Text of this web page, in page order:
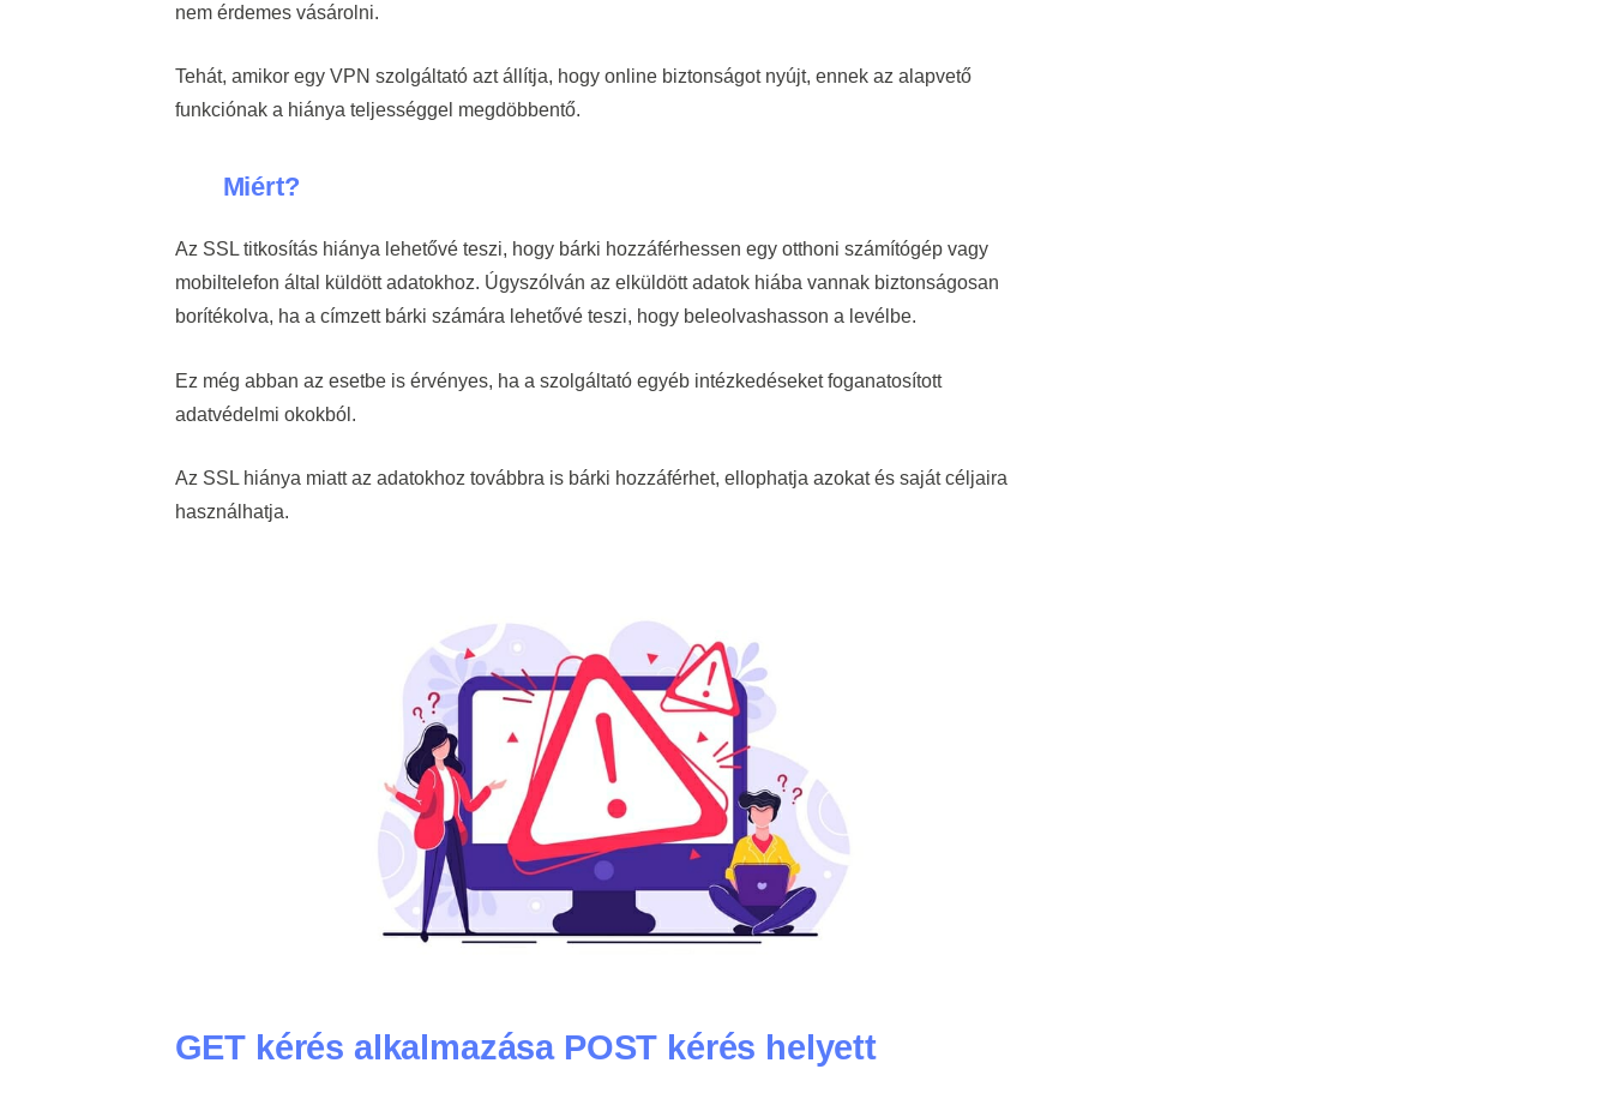
nem érdemes vásárolni.
Tehát, amikor egy VPN szolgáltató azt állítja, hogy online biztonságot nyújt, ennek az alapvető
funkciónak a hiánya teljességgel megdöbbentő.
Miért?
Az SSL titkosítás hiánya lehetővé teszi, hogy bárki hozzáférhessen egy otthoni számítógép vagy
mobiltelefon által küldött adatokhoz. Úgyszólván az elküldött adatok hiába vannak biztonságosan
borítékolva, ha a címzett bárki számára lehetővé teszi, hogy beleolvashasson a levélbe.
Ez még abban az esetbe is érvényes, ha a szolgáltató egyéb intézkedéseket foganatosított
adatvédelmi okokból.
Az SSL hiánya miatt az adatokhoz továbbra is bárki hozzáférhet, ellophatja azokat és saját céljaira
használhatja.
GET kérés alkalmazása POST kérés helyett